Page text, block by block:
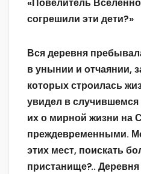
«Повелитель
согрешили эти дети?»
Вся деревня
в унынии и отчаянии,
которых строилась
увидел в случившемся
их о мирной жизни на
преждевременными.
этих мест, поискать
пристанище?..